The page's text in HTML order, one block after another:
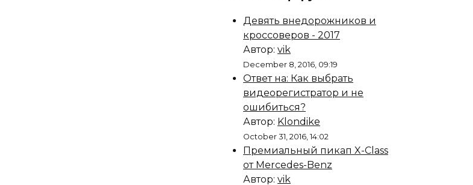
Девять внедорожников и
кроссоверов - 2017
Автор: vik
December 8, 2016, 09:19
Ответ на: Как выбрать
видеорегистратор и не
ошибиться?
Автор: Klondike
October 31, 2016, 14:02
Премиальный пикап X-Class
от Mercedes-Benz
Автор: vik